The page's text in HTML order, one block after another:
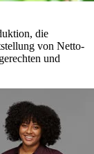
die
von Netto-
und